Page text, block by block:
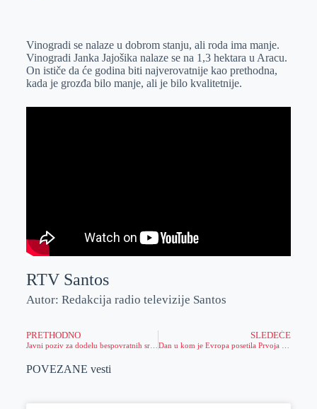
e
r
I
n
s
A
p
p
a
i
l
Vinogradi se nalaze u dobrom stanju, ali roda ima manje.
Vinogradi Janka Jajošika nalaze se na 1,3 hektara u Aracu.
On ističe da će godina biti najverovatnije kao prethodna,
kada je grozđa bilo manje, ali je bilo kvalitetnije.
RTV Santos
Autor: Redakcija radio televizije Santos
PRETHODNO
Javni poziv za dodelu bespovratnih sredstava domaćinstvima i stambenim zajednicama za energetsku sanaciju otvoren do 31. jula
SLEDEĆE
POVEZANE vesti